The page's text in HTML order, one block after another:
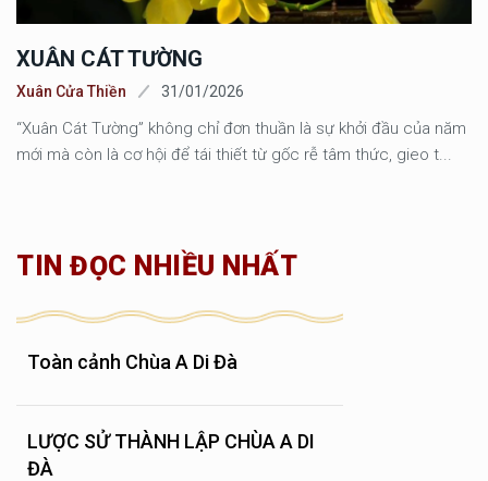
XUÂN CÁT TƯỜNG
Xuân Cửa Thiền 31/01/2026
“Xuân Cát Tường” không chỉ đơn thuần là sự khởi đầu của năm
mới mà còn là cơ hội để tái thiết từ gốc rễ tâm thức, gieo t...
TIN ĐỌC NHIỀU NHẤT
Toàn cảnh Chùa A Di Đà
LƯỢC SỬ THÀNH LẬP CHÙA A DI
ĐÀ